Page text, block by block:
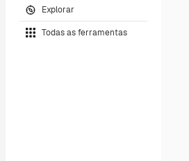
Explorar
Todas as ferramentas